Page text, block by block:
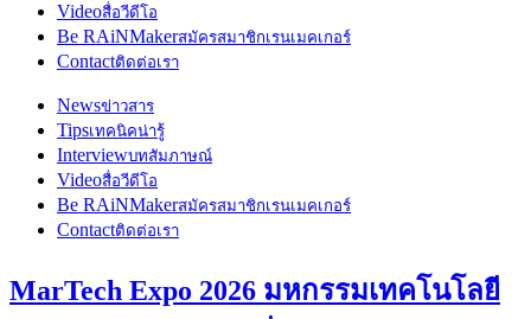
Videoสื่อวีดีโอ
Be RAiNMakerสมัครสมาชิกเรนเมคเกอร์
Contactติดต่อเรา
Newsข่าวสาร
Tipsเทคนิคน่ารู้
Interviewบทสัมภาษณ์
Videoสื่อวีดีโอ
Be RAiNMakerสมัครสมาชิกเรนเมคเกอร์
Contactติดต่อเรา
MarTech Expo 2026 มหกรรมเทคโนโลยี